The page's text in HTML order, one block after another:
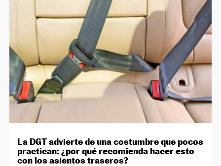
La DGT advierte de una costumbre que pocos
practican: ¿por qué recomienda hacer esto
con los asientos traseros?